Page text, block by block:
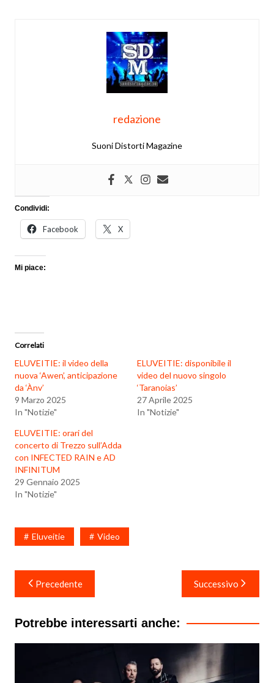
redazione
Suoni Distorti Magazine
Condividi:
Facebook X
Mi piace:
Correlati
ELUVEITIE: il video della
nuova ‘Awen’, anticipazione
da ‘Ànv’
9 Marzo 2025
In "Notizie"
ELUVEITIE: disponibile il
video del nuovo singolo
‘Taranoias’
27 Aprile 2025
In "Notizie"
ELUVEITIE: orari del
concerto di Trezzo sull’Adda
con INFECTED RAIN e AD
INFINITUM
29 Gennaio 2025
In "Notizie"
Eluveitie Video
Navigazione
articoli
Precedente Successivo
Potrebbe interessarti anche: